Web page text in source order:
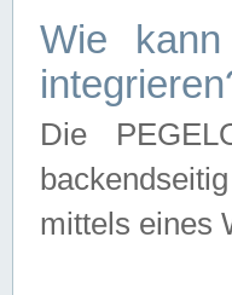
Wie
Die
mittels eines